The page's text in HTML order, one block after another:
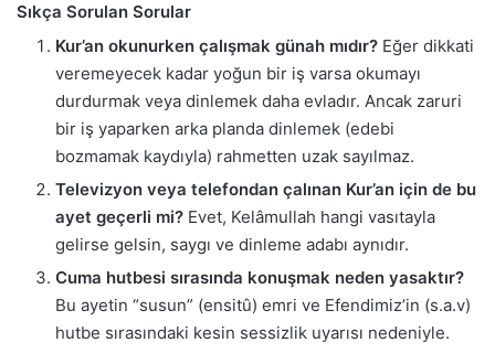
Sıkça Sorulan Sorular
Kur’an okunurken çalışmak günah mıdır? Eğer dikkati
veremeyecek kadar yoğun bir iş varsa okumayı
durdurmak veya dinlemek daha evladır. Ancak zaruri
bir iş yaparken arka planda dinlemek (edebi
bozmamak kaydıyla) rahmetten uzak sayılmaz.
Televizyon veya telefondan çalınan Kur’an için de bu
ayet geçerli mi? Evet, Kelâmullah hangi vasıtayla
gelirse gelsin, saygı ve dinleme adabı aynıdır.
Cuma hutbesi sırasında konuşmak neden yasaktır?
Bu ayetin “susun” (ensitû) emri ve Efendimiz’in (s.a.v)
hutbe sırasındaki kesin sessizlik uyarısı nedeniyle.